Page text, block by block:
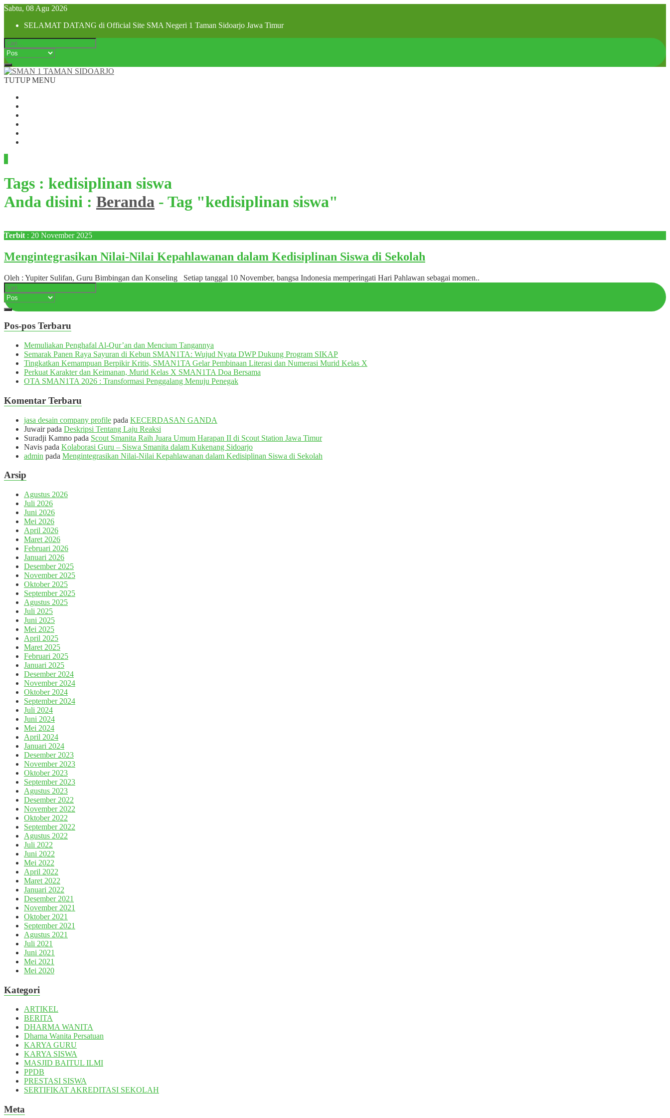
Sabtu, 08 Agu 2026
SELAMAT DATANG di Official Site SMA Negeri 1 Taman Sidoarjo Jawa Timur
TUTUP MENU
Tags : kedisiplinan siswa
Anda disini : Beranda - Tag "kedisiplinan siswa"
Terbit : 20 November 2025
Mengintegrasikan Nilai-Nilai Kepahlawanan dalam Kedisiplinan Siswa di Sekolah
Oleh : Yupiter Sulifan, Guru Bimbingan dan Konseling Setiap tanggal 10 November, bangsa Indonesia memperingati Hari Pahlawan sebagai momen..
Pos-pos Terbaru
Memuliakan Penghafal Al-Qur’an dan Mencium Tangannya
Semarak Panen Raya Sayuran di Kebun SMAN1TA: Wujud Nyata DWP Dukung Program SIKAP
Tingkatkan Kemampuan Berpikir Kritis, SMAN1TA Gelar Pembinaan Literasi dan Numerasi Murid Kelas X
Perkuat Karakter dan Keimanan, Murid Kelas X SMAN1TA Doa Bersama
OTA SMAN1TA 2026 : Transformasi Penggalang Menuju Penegak
Komentar Terbaru
jasa desain company profile pada KECERDASAN GANDA
Juwairpada Deskripsi Tentang Laju Reaksi
Suradji Kamno pada Scout Smanita Raih Juara Umum Harapan II di Scout Station Jawa Timur
Navis pada Kolaborasi Guru – Siswa Smanita dalam Kukenang Sidoarjo
admin pada Mengintegrasikan Nilai-Nilai Kepahlawanan dalam Kedisiplinan Siswa di Sekolah
Arsip
Agustus 2026
Juli 2026
Juni 2026
Mei 2026
April 2026
Maret 2026
Februari 2026
Januari 2026
Desember 2025
November 2025
Oktober 2025
September 2025
Agustus 2025
Juli 2025
Juni 2025
Mei 2025
April 2025
Maret 2025
Februari 2025
Januari 2025
Desember 2024
November 2024
Oktober 2024
September 2024
Juli 2024
Juni 2024
Mei 2024
April 2024
Januari 2024
Desember 2023
November 2023
Oktober 2023
September 2023
Agustus 2023
Desember 2022
November 2022
Oktober 2022
September 2022
Agustus 2022
Juli 2022
Juni 2022
Mei 2022
April 2022
Maret 2022
Januari 2022
Desember 2021
November 2021
Oktober 2021
September 2021
Agustus 2021
Juli 2021
Juni 2021
Mei 2021
Mei 2020
Kategori
ARTIKEL
BERITA
DHARMA WANITA
Dharna Wanita Persatuan
KARYA GURU
KARYA SISWA
MASJID BAITUL ILMI
PPDB
PRESTASI SISWA
SERTIFIKAT AKREDITASI SEKOLAH
Meta